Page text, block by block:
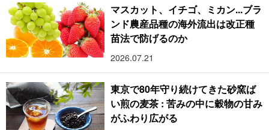
マスカット、イチゴ、ミカン...ブラ
ンド農産品種の海外流出は改正種
苗法で防げるのか
2026.07.21
東京で80年守り続けてきた砂窯ば
い煎の麦茶 : 苦みの中に穀物の甘み
がふわり広がる